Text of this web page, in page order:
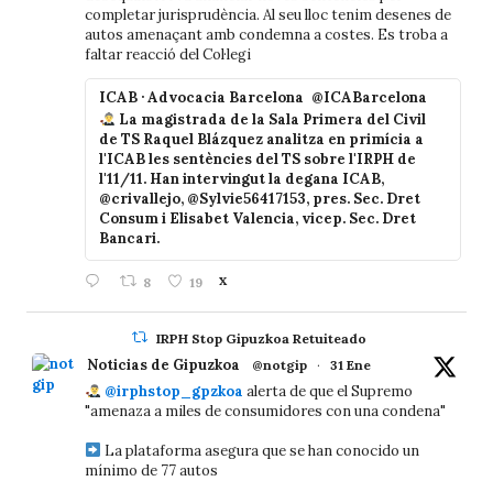
completar jurisprudència. Al seu lloc tenim desenes de
autos amenaçant amb condemna a costes. Es troba a
faltar reacció del Col·legi
ICAB · Advocacia Barcelona @ICABarcelona
La magistrada de la Sala Primera del Civil
de TS Raquel Blázquez analitza en primícia a
l'ICAB les sentències del TS sobre l'IRPH de
l'11/11. Han intervingut la degana ICAB,
@crivallejo, @Sylvie56417153, pres. Sec. Dret
Consum i Elisabet Valencia, vicep. Sec. Dret
Bancari.
8 19 X
IRPH Stop Gipuzkoa Retuiteado
Noticias de Gipuzkoa @notgip · 31 Ene
@irphstop_gpzkoa alerta de que el Supremo
"amenaza a miles de consumidores con una condena"
La plataforma asegura que se han conocido un
mínimo de 77 autos